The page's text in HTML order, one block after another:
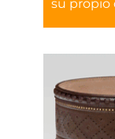
su propio